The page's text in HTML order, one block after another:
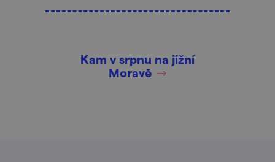
Kam v srpnu na jižní
Moravě